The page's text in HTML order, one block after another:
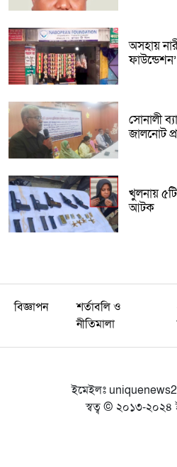
অসহায়
ফাউন্ডেশন’
সোনালী
জালনোট
খুলনায়
আটক
বিজ্ঞাপন
শর্তাবলি ও
নীতিমালা
ইমেইলঃ
স্বত্ব © ২০১৩-২০২৪